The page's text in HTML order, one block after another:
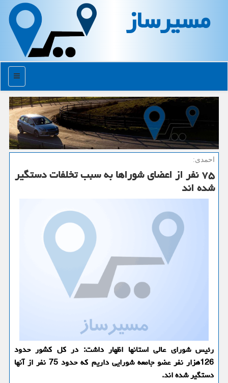
مسیرساز
منو
احمدی:
۷۵ نفر از اعضای شوراها به سبب تخلفات دستگیر
شده اند
رئیس شورای عالی استانها اظهار داشت: در کل کشور حدود
126هزار نفر عضو جامعه شورایی داریم که حدود 75 نفر از آنها
دستگیر شده اند.